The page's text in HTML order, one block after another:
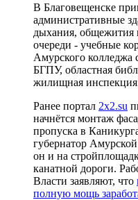
В Благовещенске
административные
дыхания, общежития
очереди - учебные
Амурского
БГПУ, областная
жилищная
Ранее портал 2x2.su
начнётся монтаж
пропуска в
губернатор
он и на
канатной дороги.
Власти заявляют, что
полную мощь